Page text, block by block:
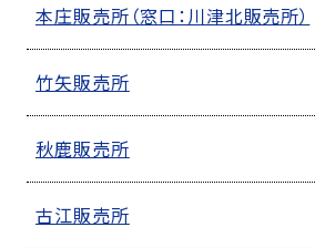
本庄販売所（窓口：川津北販売所）
竹矢販売所
秋鹿販売所
古江販売所